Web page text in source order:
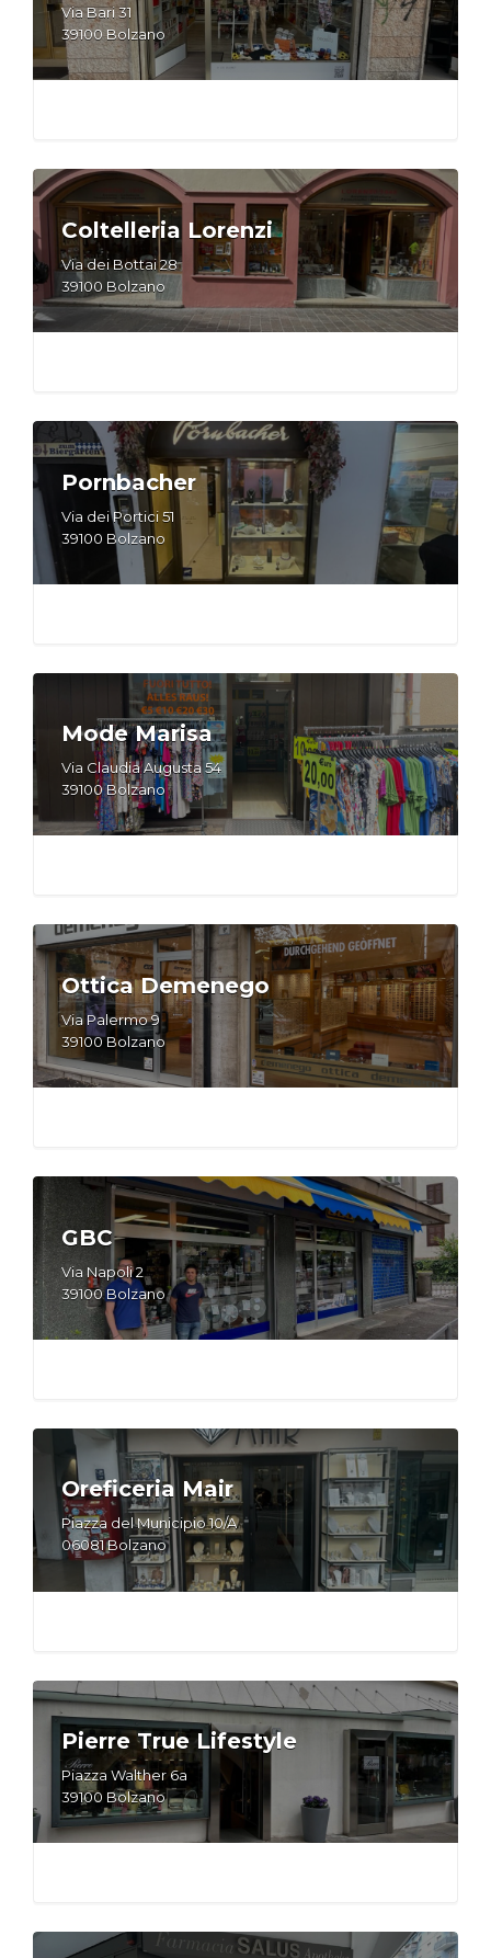
Via Bari 31
39100 Bolzano
Coltelleria Lorenzi
Via dei Bottai 28
39100 Bolzano
Pornbacher
Via dei Portici 51
39100 Bolzano
Mode Marisa
Via Claudia Augusta 54
39100 Bolzano
Ottica Demenego
Via Palermo 9
39100 Bolzano
GBC
Via Napoli 2
39100 Bolzano
Oreficeria Mair
Piazza del Municipio 10/A
06081 Bolzano
Pierre True Lifestyle
Piazza Walther 6a
39100 Bolzano